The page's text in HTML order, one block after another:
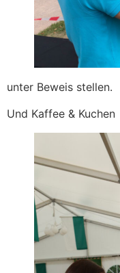
unter Beweis stellen.
Und Kaffee & Kuchen